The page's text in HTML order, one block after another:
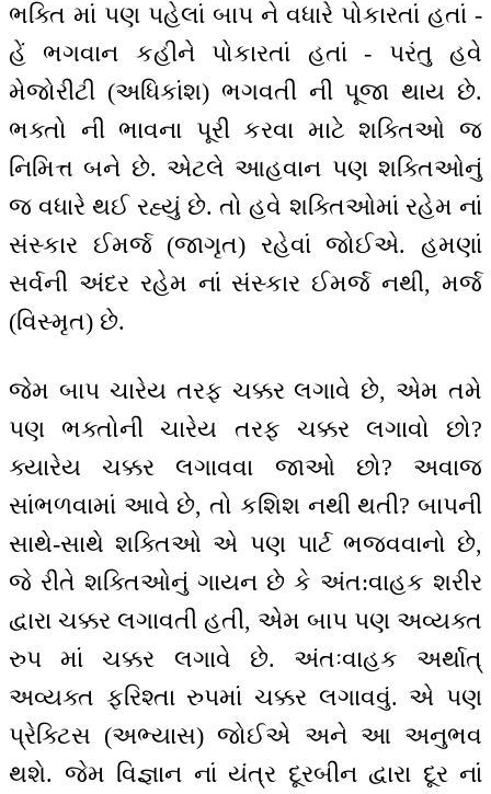
ભક્તિ માં પણ પહેલાં બાપ ને વધારે પોકારતાં હતાં -
હેં ભગવાન કહીને પોકારતાં હતાં - પરંતુ હવે
મેજોરીટી (અધિકાંશ) ભગવતી ની પૂજા થાય છે.
ભક્તો ની ભાવના પૂરી કરવા માટે શક્તિઓ જ
નિમિત્ત બને છે. એટલે આહવાન પણ શક્તિઓનું
જ વધારે થઈ રહ્યું છે. તો હવે શક્તિઓમાં રહેમ નાં
સંસ્કાર ઈમર્જ (જાગૃત) રહેવાં જોઈએ. હમણાં
સર્વની અંદર રહેમ નાં સંસ્કાર ઈમર્જ નથી, મર્જ
(વિસ્મૃત) છે.
જેમ બાપ ચારેય તરફ ચક્કર લગાવે છે, એમ તમે
પણ ભક્તોની ચારેય તરફ ચક્કર લગાવો છો?
ક્યારેય ચક્કર લગાવવા જાઓ છો? અવાજ
સાંભળવામાં આવે છે, તો કશિશ નથી થતી? બાપની
સાથે-સાથે શક્તિઓ એ પણ પાર્ટ ભજવવાનો છે,
જે રીતે શક્તિઓનું ગાયન છે કે અંત:વાહક શરીર
દ્વારા ચક્કર લગાવતી હતી, એમ બાપ પણ અવ્યક્ત
રુપ માં ચક્કર લગાવે છે. અંતઃવાહક અર્થાત્
અવ્યક્ત ફરિશ્તા રુપમાં ચક્કર લગાવવું. એ પણ
પ્રેક્ટિસ (અભ્યાસ) જોઈએ અને આ અનુભવ
થશે. જેમ વિજ્ઞાન નાં યંત્ર દૂરબીન દ્વારા દૂર નાં